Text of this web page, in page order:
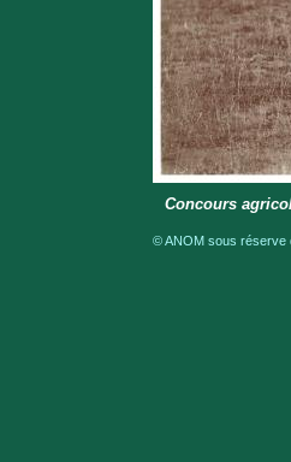
Concours
© ANOM sous réserve